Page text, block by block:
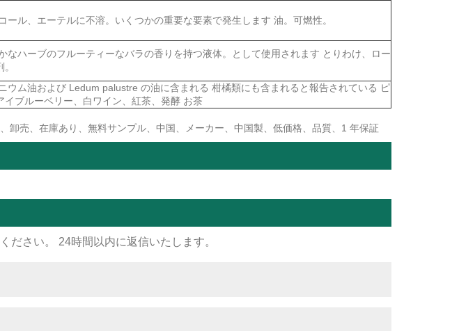
ル、エーテルに不溶。いくつかの重要な要素で発生します 油。可燃性。
なハーブのフルーティーなバラの香りを持つ液体。として使用されます とりわけ、ロー
ウム油および Ledum palustre の油に含まれる 柑橘類にも含まれると報告されている ピ
ブルーベリー、白ワイン、紅茶、発酵 お茶
卸売、在庫あり、無料サンプル、中国、メーカー、中国製、低価格、品質、1 年保証
ださい。 24時間以内に返信いたします。